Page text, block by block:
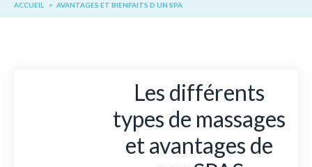
ACCUEIL AVANTAGES ET BIENFAITS D UN SPA
Les différents
types de massages
et avantages de